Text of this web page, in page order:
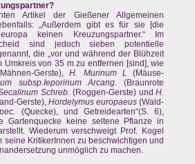
Artikel der Gießener Allgemeinen
„Außerdem gibt es für sie [die
keinen Kreuzungspartner.“ Im
sind jedoch sieben potentielle
die „vor und während der Blühzeit
Umkreis von 35 m zu entfernen [sind], wie
Gerste),H. Murinum L (Mäuse-
subsp.Ieporinum Arcang. (Braunrote
Schreb. (Roggen-Gerste) undH.
Gerste),Hordelymus europaeus (Wald-
(Quecke), und Getreidearten“(S. 6),
Gartenquecke keine seltene Pflanze in
Wiederum verschweigt Prof. Kogel
seine KritikerInnen zu beschwichtigen und
unmöglich zu machen.